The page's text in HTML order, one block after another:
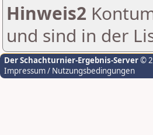
Hinweis2
und sind in der
Der Schachturnier-Ergebnis-Server©
Impressum / Nutzungsbedingungen